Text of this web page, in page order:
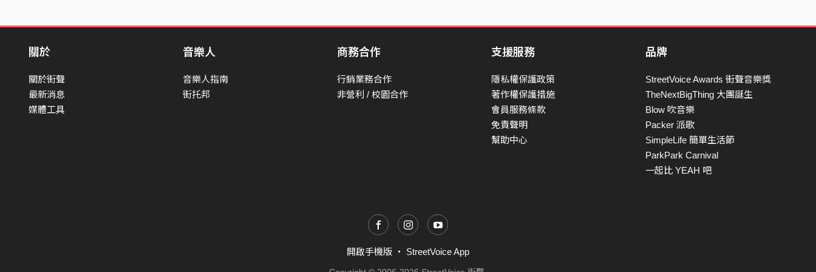
關於
關於街聲
最新消息
媒體工具
音樂人
音樂人指南
街托邦
商務合作
行銷業務合作
非營利 / 校園合作
支援服務
隱私權保護政策
著作權保護措施
會員服務條款
免責聲明
幫助中心
品牌
StreetVoice Awards 街聲音樂獎
TheNextBigThing 大團誕生
Blow 吹音樂
Packer 派歌
SimpleLife 簡單生活節
ParkPark Carnival
一起比 YEAH 吧
開啟手機版 ・ StreetVoice App